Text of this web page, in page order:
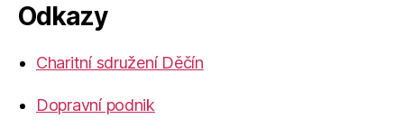
Odkazy
Charitní sdružení Děčín
Dopravní podnik